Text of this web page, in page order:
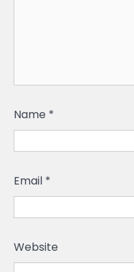
Name *
Email *
Website